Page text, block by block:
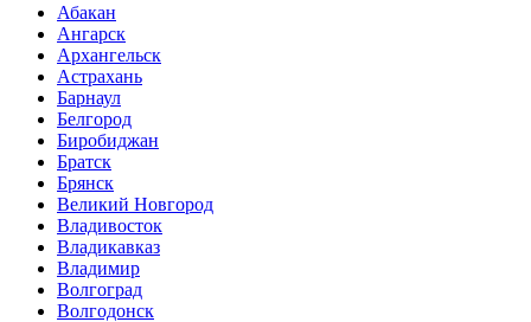
Абакан
Ангарск
Архангельск
Астрахань
Барнаул
Белгород
Биробиджан
Братск
Брянск
Великий Новгород
Владивосток
Владикавказ
Владимир
Волгоград
Волгодонск